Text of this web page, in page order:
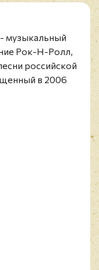
музыкальный
Рок-Н-Ролл,
российской
в 2006
Автор
Егор Тимофеев.
годах при
таких как К.
дебютный
брит-